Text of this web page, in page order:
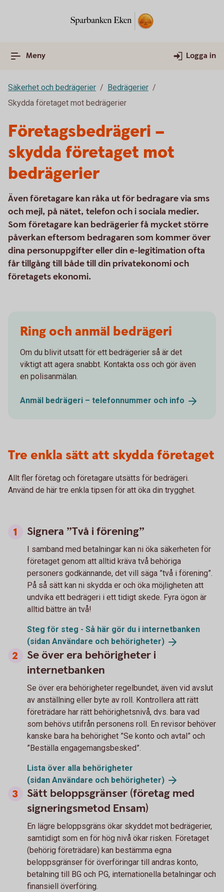
Meny Logga in
Säkerhet och bedrägerier
Bedrägerier
Skydda företaget mot bedrägerier
Företagsbedrägeri –
skydda företaget mot
bedrägerier
Även företagare kan råka ut för bedragare via sms
och mejl, på nätet, telefon och i sociala medier.
Som företagare kan bedrägerier få mycket större
påverkan eftersom bedragaren som kommer över
dina personuppgifter eller din e-legitimation ofta
får tillgång till både till din privatekonomi och
företagets ekonomi.
Ring och anmäl bedrägeri
Om du blivit utsatt för ett bedrägerier så är det
viktigt att agera snabbt. Kontakta oss och gör även
en polisanmälan.
Anmäl bedrägeri – telefonnummer och info
Tre enkla sätt att skydda företaget
Allt fler företag och företagare utsätts för bedrägeri.
Använd de här tre enkla tipsen för att öka din trygghet.
Signera ”Två i förening”
I samband med betalningar kan ni öka säkerheten för
företaget genom att alltid kräva två behöriga
personers godkännande, det vill säga ”två i förening”.
På så sätt kan ni skydda er och öka möjligheten att
undvika ett bedrägeri i ett tidigt skede. Fyra ögon är
alltid bättre än två!
Steg för steg - Så här gör du i internetbanken
(sidan Användare och behörigheter)
Se över era behörigheter i
internetbanken
Se över era behörigheter regelbundet, även vid avslut
av anställning eller byte av roll. Kontrollera att rätt
företrädare har rätt behörighetsnivå, dvs. bara vad
som behövs utifrån personens roll. En revisor behöver
kanske bara ha behörighet ”Se konto och avtal” och
”Beställa engagemangsbesked”.
Lista över alla behörigheter
(sidan Användare och behörigheter)
Sätt beloppsgränser (företag med
signeringsmetod Ensam)
En lägre beloppsgräns ökar skyddet mot bedrägerier,
samtidigt som en för hög nivå ökar risken. Företaget
(behörig företrädare) kan bestämma egna
beloppsgränser för överföringar till andras konto,
betalning till BG och PG, internationella betalningar och
finansiell överföring.